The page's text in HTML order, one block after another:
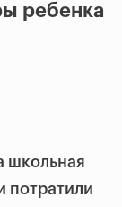
ребенка
школьная
потратили